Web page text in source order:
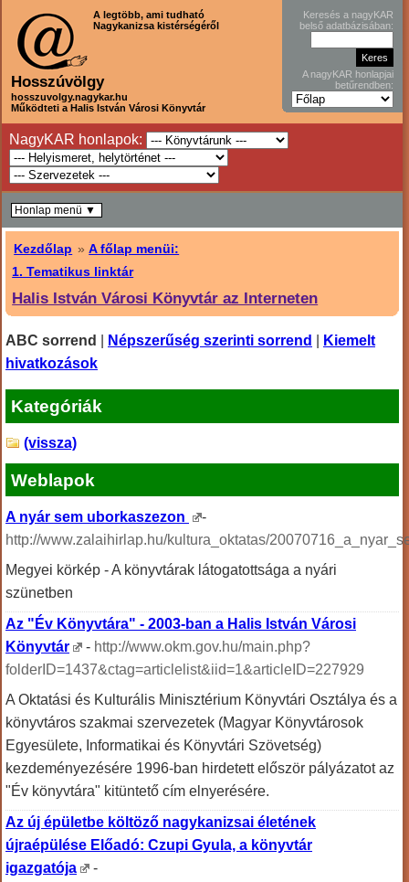
A legtöbb, ami tudható
Nagykanizsa kistérségéről
Hosszúvölgy
hosszuvolgy.nagykar.hu
Működteti a Halis István Városi Könyvtár
Keresés a nagyKAR
belső adatbázisában:
A nagyKAR honlapjai
betűrendben:
NagyKAR honlapok:
Kezdőlap »A főlap menüi:
1. Tematikus linktár
Halis István Városi Könyvtár az Interneten
ABC sorrend Népszerűség szerinti sorrend
Kiemelt
hivatkozások
Kategóriák
(vissza)
Weblapok
A nyár sem uborkaszezon
-
http://www.zalaihirlap.hu/kultura_oktatas/
Megyei körkép - A könyvtárak látogatottsága a nyári
szünetben
Az "Év Könyvtára" - 2003-ban a Halis István Városi
Könyvtár
- http://www.okm.gov.hu/main.php?
folderID=1437&ctag=articlelist&iid=1&articleID=227929
A Oktatási és Kulturális Minisztérium Könyvtári Osztálya és a
könyvtáros szakmai szervezetek (Magyar Könyvtárosok
Egyesülete, Informatikai és Könyvtári Szövetség)
kezdeményezésére 1996-ban hirdetett először pályázatot az
"Év könyvtára" kitüntető cím elnyerésére.
Az új épületbe költöző nagykanizsai életének
újraépülése Előadó: Czupi Gyula, a könyvtár
igazgatója
-
Honlap menü ▼